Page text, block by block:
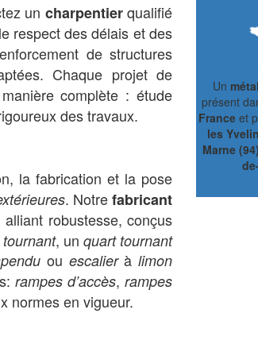
un charpentierqualifié
respect des délais et des
de structures
Chaque projet de
complète : étude
des travaux.
la fabrication et la pose
. Notrefabricant
robustesse, conçus
, un quart tournant
ou escalieràlimon
rampes d’accès,rampes
normes en vigueur.
Un
présent
France et
les
Marne (94)